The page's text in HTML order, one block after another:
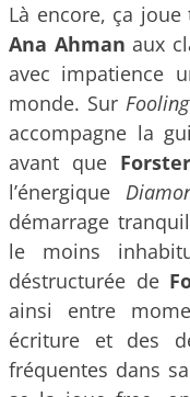
Là encore, ça
Ana Ahmanaux
avec impatience
monde. Sur
accompagne la
avant que
l’énergique
démarrage
le moins
déstructurée de
ainsi entre
écriture et des
fréquentes dans